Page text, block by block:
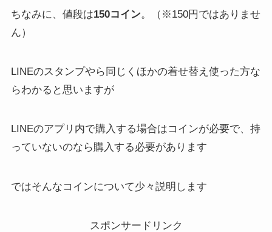
ちなみに、値段は150コイン。（※150円ではありませ
ん）
LINEのスタンプやら同じくほかの着せ替え使った方な
らわかると思いますが
LINEのアプリ内で購入する場合はコインが必要で、持
っていないのなら購入する必要があります
ではそんなコインについて少々説明します
スポンサードリンク